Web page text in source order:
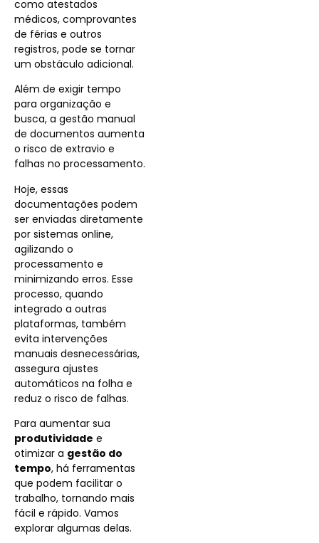
como atestados
médicos, comprovantes
de férias e outros
registros, pode se tornar
um obstáculo adicional.
Além de exigir tempo
para organização e
busca, a gestão manual
de documentos aumenta
o risco de extravio e
falhas no processamento.
Hoje, essas
documentações podem
ser enviadas diretamente
por sistemas online,
agilizando o
processamento e
minimizando erros. Esse
processo, quando
integrado a outras
plataformas, também
evita intervenções
manuais desnecessárias,
assegura ajustes
automáticos na folha e
reduz o risco de falhas.
Para aumentar sua
produtividade e
otimizar a gestão do
tempo, há ferramentas
que podem facilitar o
trabalho, tornando mais
fácil e rápido. Vamos
explorar algumas delas.